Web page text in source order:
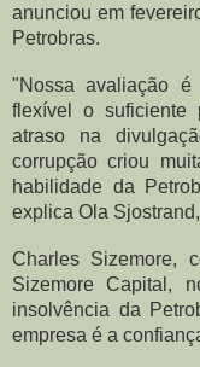
anunciou em
Petrobras.
"Nossa avaliação
flexível o suficiente
atraso na
corrupção criou
habilidade da
explica Ola
Charles Sizemore,
Sizemore Capital,
insolvência da
empresa é a